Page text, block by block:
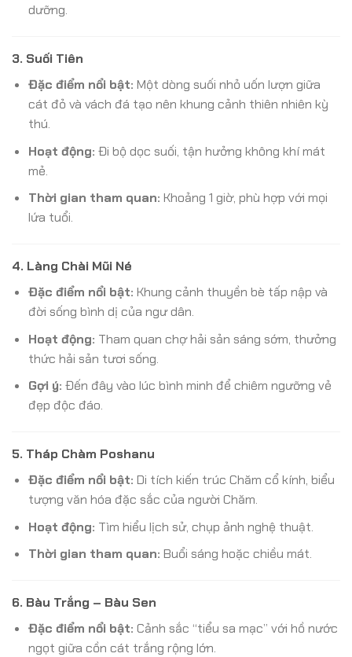
dưỡng.
3. Suối Tiên
Đặc điểm nổi bật: Một dòng suối nhỏ uốn lượn giữa
cát đỏ và vách đá tạo nên khung cảnh thiên nhiên kỳ
thú.
Hoạt động: Đi bộ dọc suối, tận hưởng không khí mát
mẻ.
Thời gian tham quan: Khoảng 1 giờ, phù hợp với mọi
lứa tuổi.
4. Làng Chài Mũi Né
Đặc điểm nổi bật: Khung cảnh thuyền bè tấp nập và
đời sống bình dị của ngư dân.
Hoạt động: Tham quan chợ hải sản sáng sớm, thưởng
thức hải sản tươi sống.
Gợi ý: Đến đây vào lúc bình minh để chiêm ngưỡng vẻ
đẹp độc đáo.
5. Tháp Chàm Poshanu
Đặc điểm nổi bật: Di tích kiến trúc Chăm cổ kính, biểu
tượng văn hóa đặc sắc của người Chăm.
Hoạt động: Tìm hiểu lịch sử, chụp ảnh nghệ thuật.
Thời gian tham quan: Buổi sáng hoặc chiều mát.
6. Bàu Trắng – Bàu Sen
Đặc điểm nổi bật: Cảnh sắc “tiểu sa mạc” với hồ nước
ngọt giữa cồn cát trắng rộng lớn.